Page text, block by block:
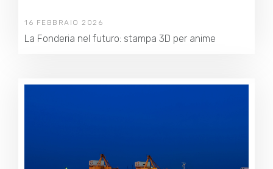
16 FEBBRAIO 2026
La Fonderia nel futuro: stampa 3D per anime